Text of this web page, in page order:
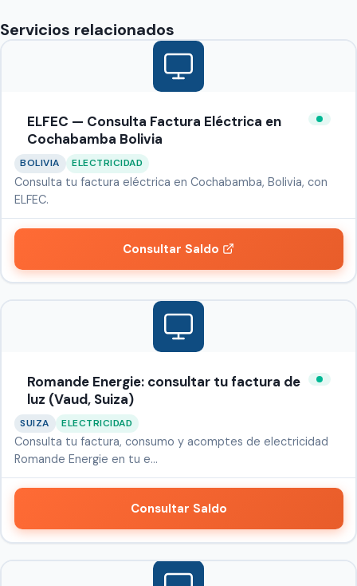
Servicios relacionados
ELFEC — Consulta Factura Eléctrica en
Cochabamba Bolivia
BOLIVIA ELECTRICIDAD
Consulta tu factura eléctrica en Cochabamba, Bolivia, con
ELFEC.
Consultar Saldo
Romande Energie: consultar tu factura de
luz (Vaud, Suiza)
SUIZA ELECTRICIDAD
Consulta tu factura, consumo y acomptes de electricidad
Romande Energie en tu e…
Consultar Saldo